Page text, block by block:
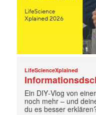
LifeScienceXplained
Ein DIY‑Vlog von
noch mehr – und
du es besser